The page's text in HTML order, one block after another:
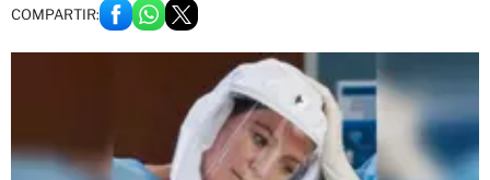
COMPARTIR: